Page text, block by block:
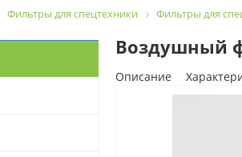
Фильтры для спецтехники Фильтры для
Воздушный
Описание